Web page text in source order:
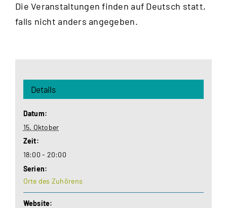
Die Veranstaltungen finden auf Deutsch statt,
falls nicht anders angegeben.
Details
Datum:
15. Oktober
Zeit:
18:00 - 20:00
Serien:
Orte des Zuhörens
Website: